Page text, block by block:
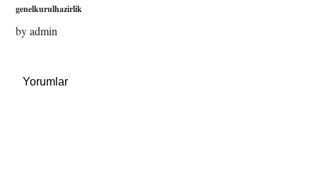
genelkurulhazirlik
byadmin
Yorumlar